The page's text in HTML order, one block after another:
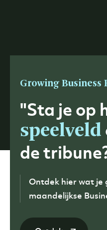
Growing Business
"Sta je op
speelveld
de
Ontdek hier wat je
maandelijkse